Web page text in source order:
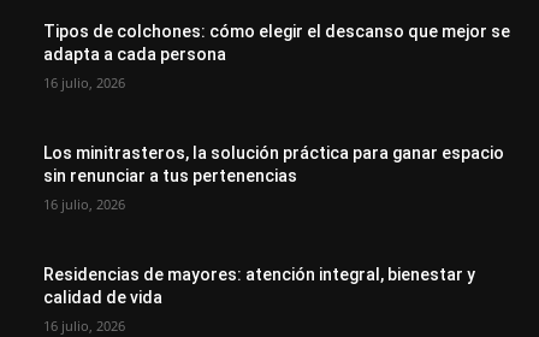
Tipos de colchones: cómo elegir el descanso que mejor se
adapta a cada persona
16 julio, 2026
Los minitrasteros, la solución práctica para ganar espacio
sin renunciar a tus pertenencias
16 julio, 2026
Residencias de mayores: atención integral, bienestar y
calidad de vida
16 julio, 2026